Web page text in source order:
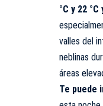
°C y 22
valles del
neblinas
áreas
Te puede